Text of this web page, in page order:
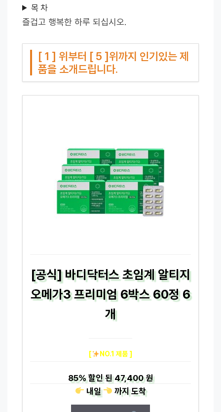
목 차
즐겁고 행복한 하루 되십시오.
[ 1 ] 위부터 [ 5 ]위까지 인기있는 제
품을 소개드립니다.
[공식] 바디닥터스 초임계 알티지
오메가3 프리미엄 6박스 60정 6
개
[ NO.1 제품 ]
85%할인 된47,400 원
내일
까지도착